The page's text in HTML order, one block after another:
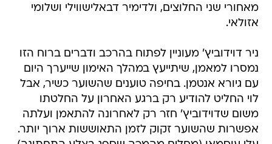
מאחורי שני החלוצים, ולדימיר דבאלישווילי ושלומי
אזולאי.
ניר דוידוביץ' מעוניין לפתוח בהרכב ודברים ברוח הזו
נמסרו למאמן, שיתייעץ במהלך האימון שייערך היום
עם גיורא אנטמן. בחיפה טוענים שהשוער כשיר, אבל
לוי החליט להודיע רק ברגע האחרון על החלטתו
משום שדוידוביץ' חזר רק לאחרונה להתאמן ועלתה
אפשרות שהשוער זקוק לזמן התאוששות ארוך יותר.